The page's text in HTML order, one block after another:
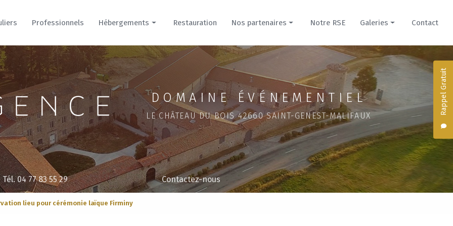
Rappel Gratuit
Professionnels Hébergements
Hôtel
Cour
Parc
Restauration Nos partenaires
Prestataires
Hébergements
Notre RSE Galeries
Nos créations culinaires
Hébergements du Domaine
Domaine de la Cour pour mariage
Évènement professionnel
Domaine du Parc pour mariage
Séminaire dans un château
Contact
DOMAINE ÉVÉNEMENTIEL
LE CHÂTEAU DU BOIS 42660 SAINT-GENEST-MALIFAUX
Tél. 04 77 83 55 29 Contactez-nous
lieu pour cérémonie laïque Firminy